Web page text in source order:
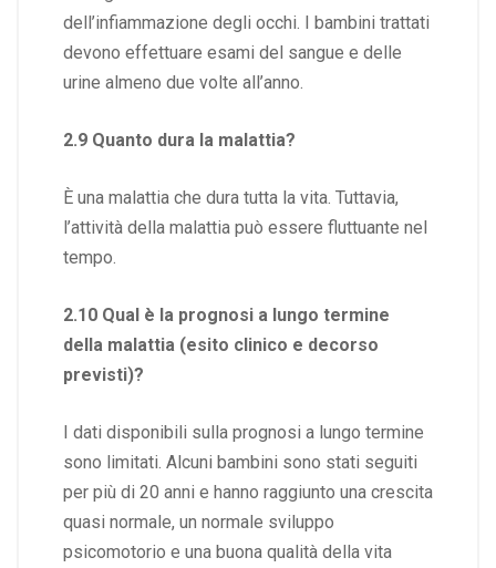
dell’infiammazione degli occhi. I bambini trattati
devono effettuare esami del sangue e delle
urine almeno due volte all’anno.
2.9 Quanto dura la malattia?
È una malattia che dura tutta la vita. Tuttavia,
l’attività della malattia può essere fluttuante nel
tempo.
2.10 Qual è la prognosi a lungo termine
della malattia (esito clinico e decorso
previsti)?
I dati disponibili sulla prognosi a lungo termine
sono limitati. Alcuni bambini sono stati seguiti
per più di 20 anni e hanno raggiunto una crescita
quasi normale, un normale sviluppo
psicomotorio e una buona qualità della vita